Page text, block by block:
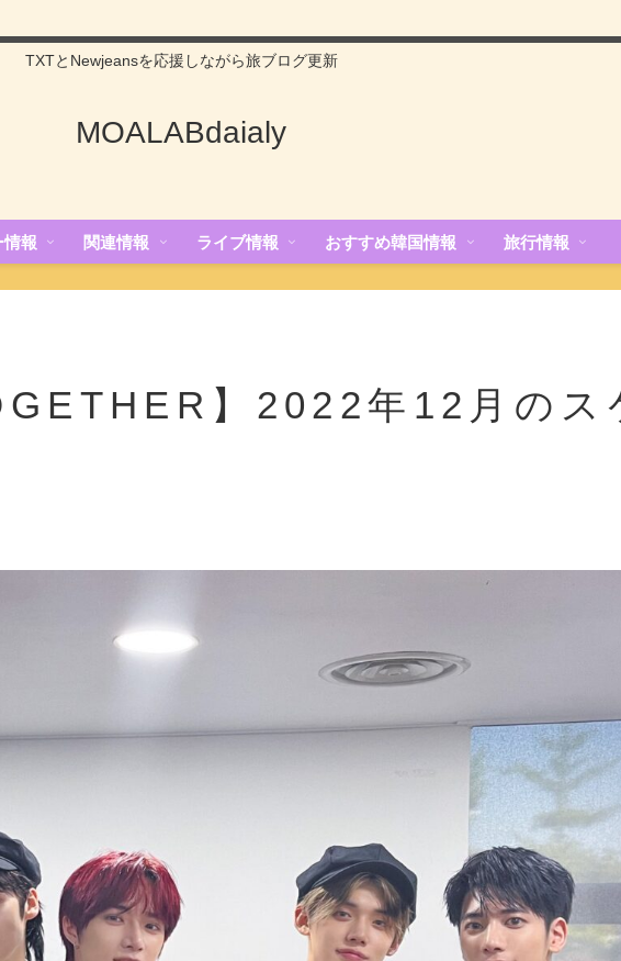
TXTとNewjeansを応援しながら旅ブログ更新
MOALABdaialy
情報 関連情報 ライブ情報 おすすめ韓国情報 旅行情報
】2022年12月のス